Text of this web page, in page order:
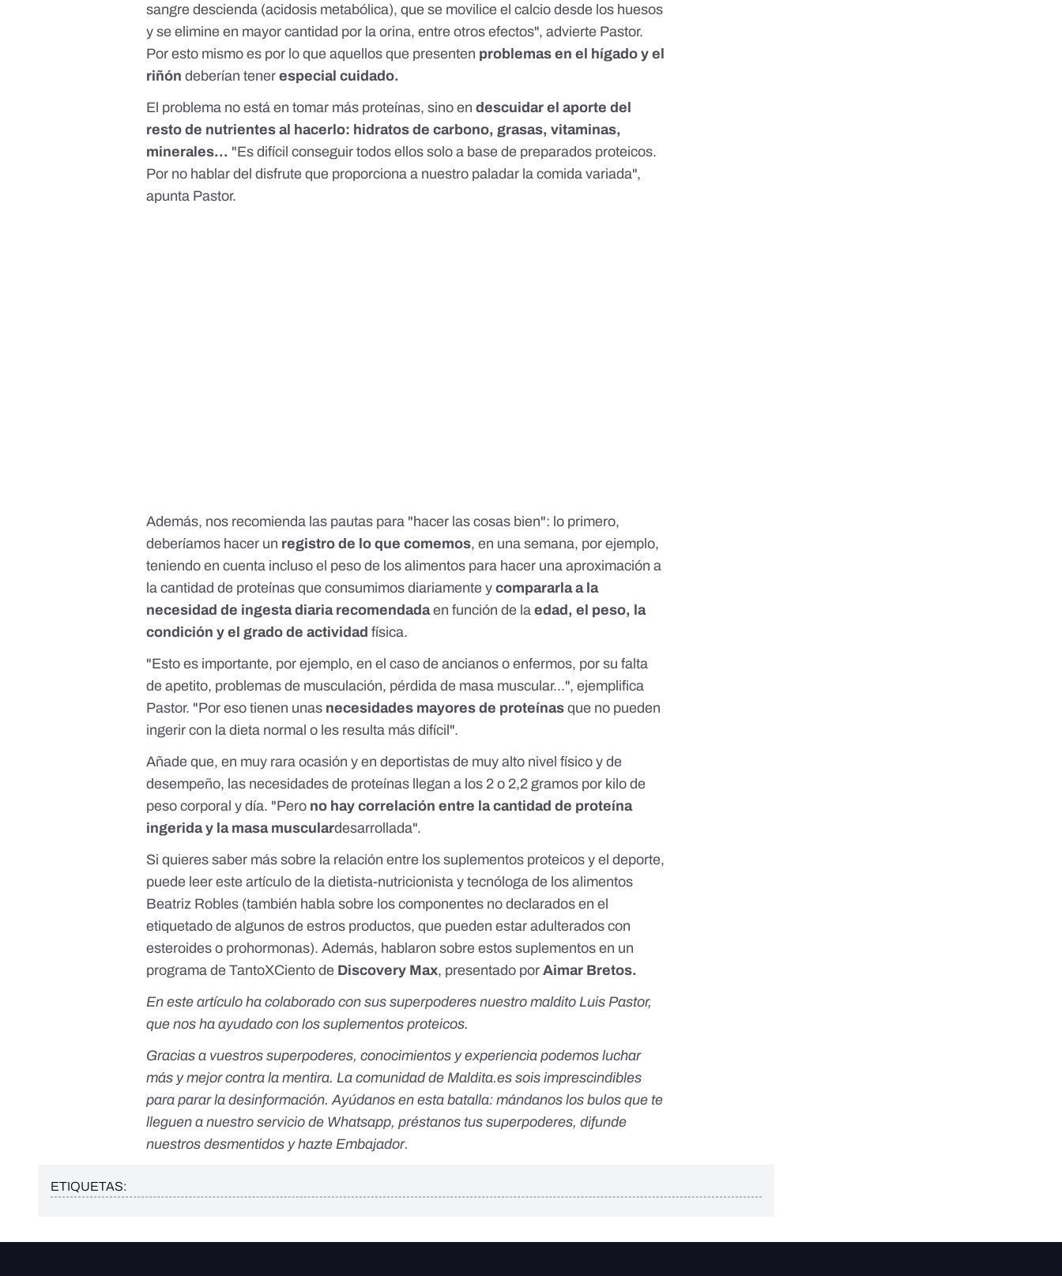
sangre descienda (acidosis metabólica), que se movilice el calcio desde los huesos
y se elimine en mayor cantidad por la orina, entre otros efectos", advierte Pastor.
Por esto mismo es por lo que aquellos que presenten problemas en el hígado y el
riñón deberían tener especial cuidado.
El problema no está en tomar más proteínas, sino endescuidar el aporte del
resto de nutrientes al hacerlo: hidratos de carbono, grasas, vitaminas,
minerales... "Es difícil conseguir todos ellos solo a base de preparados proteicos.
Por no hablar del disfrute que proporciona a nuestro paladar la comida variada",
apunta Pastor.
Además, nos recomienda las pautas para "hacer las cosas bien": lo primero,
deberíamos hacer un registro de lo que comemos, en una semana, por ejemplo,
teniendo en cuenta incluso el peso de los alimentos para hacer una aproximación a
la cantidad de proteínas que consumimos diariamente ycompararla a la
necesidad de ingesta diaria recomendadaen función de laedad, el peso, la
condición y el grado de actividad física.
"Esto es importante, por ejemplo, en el caso de ancianos o enfermos, por su falta
de apetito, problemas de musculación, pérdida de masa muscular...", ejemplifica
Pastor. "Por eso tienen unas necesidades mayores de proteínasque no pueden
ingerir con la dieta normal o les resulta más difícil".
Añade que, en muy rara ocasión y en deportistas de muy alto nivel físico y de
desempeño, las necesidades de proteínas llegan a los 2 o 2,2 gramos por kilo de
peso corporal y día. "Pero no hay correlación entre lacantidad de proteína
ingerida y la masa musculardesarrollada".
Si quieres saber más sobre la relación entre los suplementos proteicos y el deporte,
puede leereste artículo de la dietista-nutricionista y tecnóloga de los alimentos
Beatriz Robles (también habla sobre los componentes no declarados en el
etiquetado de algunos de estros productos, que pueden estar adulterados con
esteroides o prohormonas). Además, hablaron sobre estos suplementos en un
programa de TantoXCiento de Discovery Max, presentado porAimar Bretos.
En este artículo ha colaborado con sus superpoderes nuestro maldito Luis Pastor,
que nos ha ayudado con los suplementos proteicos.
Gracias a vuestros superpoderes, conocimientos y experiencia podemos luchar
más y mejor contra la mentira. La comunidad de Maldita.es sois imprescindibles
para parar la desinformación. Ayúdanos en esta batalla: mándanos los bulos que te
lleguen a nuestro servicio de Whatsapp, préstanos tus superpoderes, difunde
nuestros desmentidos yhazte Embajador.
ETIQUETAS: